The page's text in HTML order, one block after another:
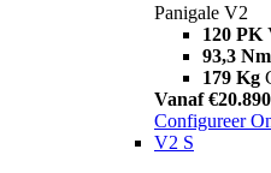
Panigale V2
120 PK
93,3 Nm
179 Kg
Vanaf €20.890
Configureer
V2 S